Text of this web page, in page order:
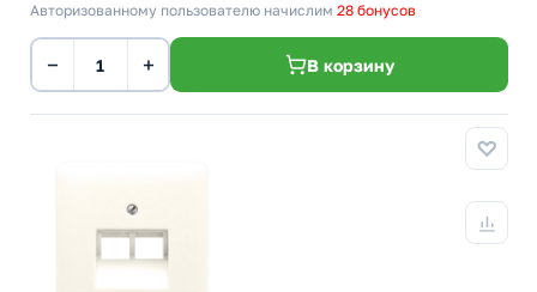
Авторизованному пользователю начислим 28 бонусов
− + В корзину